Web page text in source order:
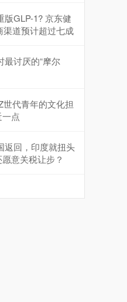
版GLP-1? 京东健
渠道预计超过七成
最讨厌的“摩尔
世代青年的文化担
点
返回，印度就扭头
意关税让步？